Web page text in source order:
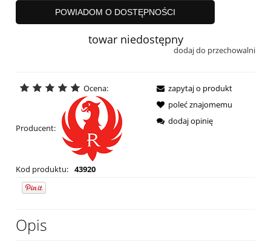
POWIADOM O DOSTĘPNOŚCI
towar niedostępny
dodaj do przechowalni
Ocena:
Producent:
Kod produktu: 43920
zapytaj o produkt
poleć znajomemu
dodaj opinię
Opis